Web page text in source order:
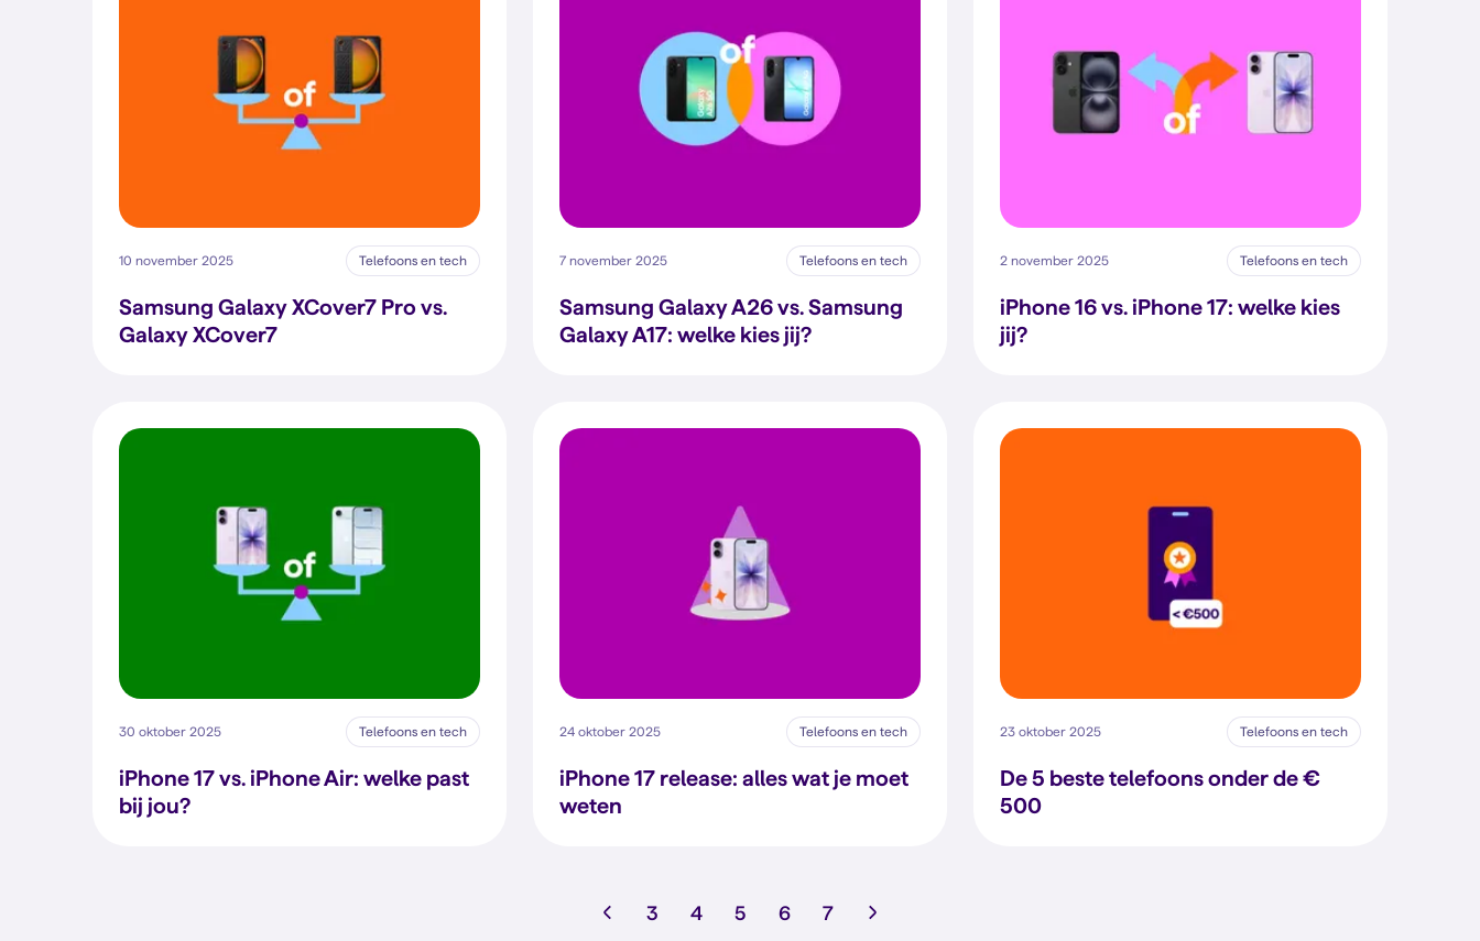
10 november 2025 Telefoons en tech
Samsung Galaxy XCover7 Pro vs.
Galaxy XCover7
7 november 2025 Telefoons en tech
Samsung Galaxy A26 vs. Samsung
Galaxy A17: welke kies jij?
2 november 2025 Telefoons en tech
iPhone 16 vs. iPhone 17: welke kies
jij?
30 oktober 2025 Telefoons en tech
iPhone 17 vs. iPhone Air: welke past
bij jou?
24 oktober 2025 Telefoons en tech
iPhone 17 release: alles wat je moet
weten
23 oktober 2025 Telefoons en tech
De 5 beste telefoons onder de €
500
3 4 5 6 7